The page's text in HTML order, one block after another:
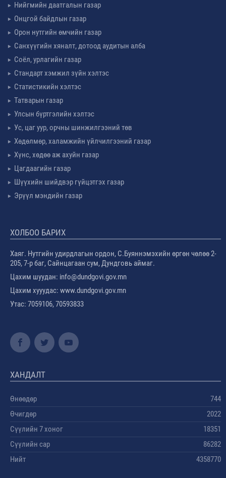
Нийгмийн даатгалын газар
Онцгой байдлын газар
Орон нутгийн өмчийн газар
Санхүүгийн хяналт, дотоод аудитын алба
Соёл, урлагийн газар
Стандарт хэмжил зүйн хэлтэс
Статистикийн хэлтэс
Татварын газар
Улсын бүртгэлийн хэлтэс
Ус, цаг уур, орчны шинжилгээний төв
Хөдөлмөр, халамжийн үйлчилгээний газар
Хүнс, хөдөө аж ахуйн газар
Цагдаагийн газар
Шүүхийн шийдвэр гүйцэтгэх газар
Эрүүл мэндийн газар
ХОЛБОО БАРИХ
Хаяг. Нутгийн удирдлагын ордон, С.Буяннэмэхийн өргөн чөлөө 2-
205, 7-р баг, Сайнцагаан сум, Дундговь аймаг.
Цахим шуудан: info@dundgovi.gov.mn
Цахим хууудас: www.dundgovi.gov.mn
Утас: 7059106, 70593833
ХАНДАЛТ
Өнөөдөр
744
Өчигдөр
2022
Сүүлийн 7 хоног
18351
Сүүлийн сар
86282
Нийт
4358770